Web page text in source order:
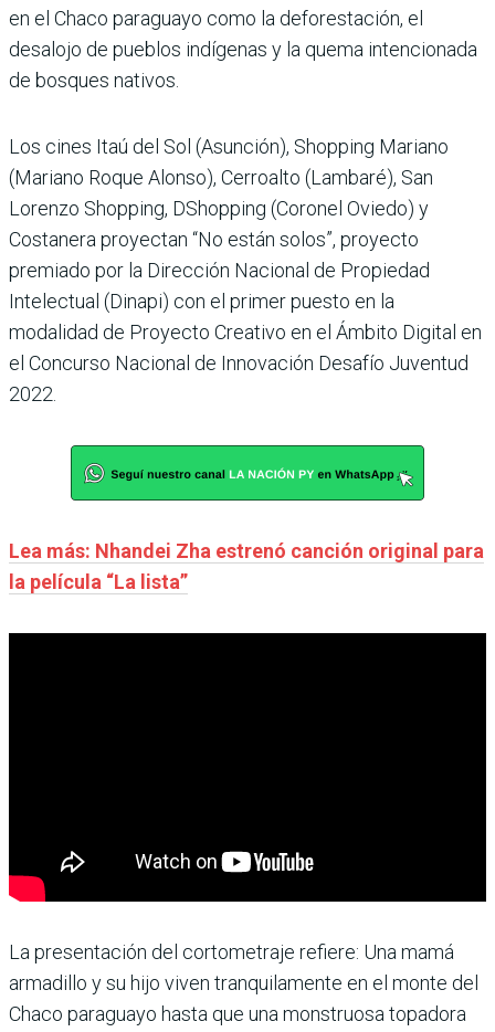
en el Chaco paraguayo como la deforestación, el
desalojo de pueblos indígenas y la quema intencionada
de bosques nativos.
Los cines Itaú del Sol (Asunción), Shopping Mariano
(Mariano Roque Alonso), Cerroalto (Lambaré), San
Lorenzo Shopping, DShopping (Coronel Oviedo) y
Costanera proyectan “No están solos”, proyecto
premiado por la Dirección Nacional de Propiedad
Intelectual (Dinapi) con el primer puesto en la
modalidad de Proyecto Creativo en el Ámbito Digital en
el Concurso Nacional de Innovación Desafío Juventud
2022.
Lea más: Nhandei Zha estrenó canción original para
la película “La lista”
La presentación del cortometraje refiere: Una mamá
armadillo y su hijo viven tranquilamente en el monte del
Chaco paraguayo hasta que una monstruosa topadora